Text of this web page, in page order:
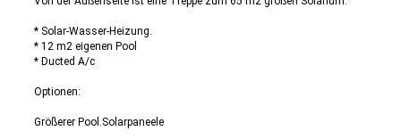
* Solar-Wasser-Heizung.
* 12 m2 eigenen Pool
* Ducted A/c
Optionen:
Größerer Pool.Solarpaneele